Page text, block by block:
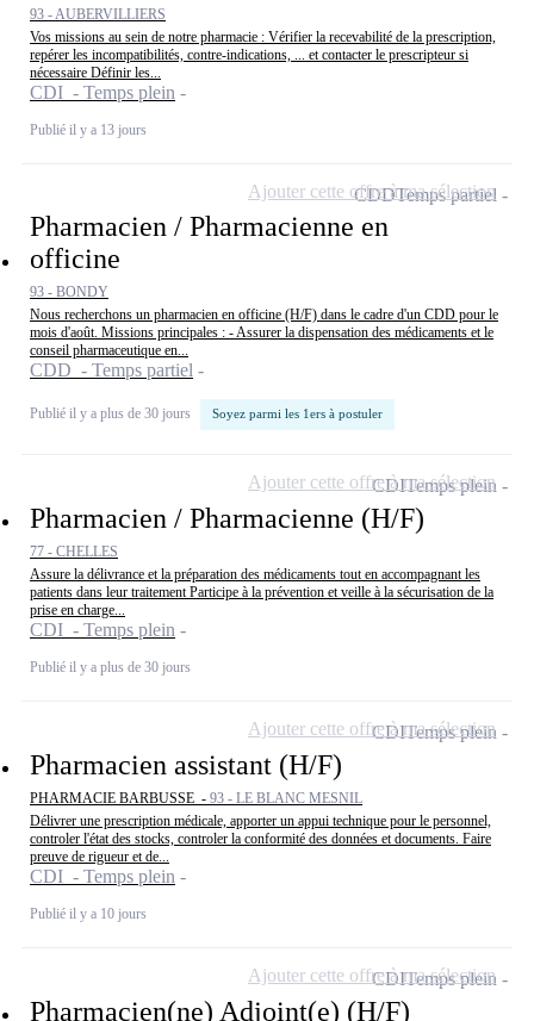
93 - AUBERVILLIERS
Vos missions au sein de notre pharmacie : Vérifier la recevabilité de la prescription,
repérer les incompatibilités, contre-indications, ... et contacter le prescripteur si
nécessaire Définir les...
CDI - Temps plein
Publié il y a 13 jours
Pharmacien / Pharmacienne en
officine
93 - BONDY
Nous recherchons un pharmacien en officine (H/F) dans le cadre d'un CDD pour le
mois d'août. Missions principales : - Assurer la dispensation des médicaments et le
conseil pharmaceutique en...
CDD - Temps partiel
Publié il y a plus de 30 jours Soyez parmi les 1ers à postuler
CDDTemps partiel
Ajouter cette offre à ma sélection
Pharmacien / Pharmacienne (H/F)
77 - CHELLES
Assure la délivrance et la préparation des médicaments tout en accompagnant les
patients dans leur traitement Participe à la prévention et veille à la sécurisation de la
prise en charge...
CDI - Temps plein
Publié il y a plus de 30 jours
CDITemps plein
Ajouter cette offre à ma sélection
Pharmacien assistant (H/F)
PHARMACIE BARBUSSE - 93 - LE BLANC MESNIL
Délivrer une prescription médicale, apporter un appui technique pour le personnel,
controler l'état des stocks, controler la conformité des données et documents. Faire
preuve de rigueur et de...
CDI - Temps plein
Publié il y a 10 jours
CDITemps plein
Ajouter cette offre à ma sélection
Pharmacien(ne) Adjoint(e) (H/F)
CDITemps plein
Ajouter cette offre à ma sélection